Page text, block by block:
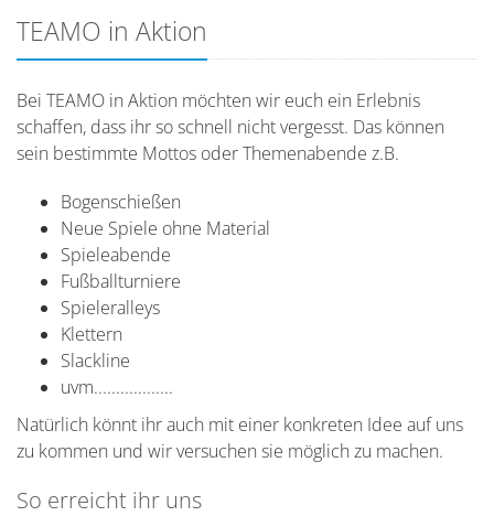
TEAMO in Aktion
Bei TEAMO in Aktion möchten wir euch ein Erlebnis
schaffen, dass ihr so schnell nicht vergesst. Das können
sein bestimmte Mottos oder Themenabende z.B.
Bogenschießen
Neue Spiele ohne Material
Spieleabende
Fußballturniere
Spieleralleys
Klettern
Slackline
uvm..................
Natürlich könnt ihr auch mit einer konkreten Idee auf uns
zu kommen und wir versuchen sie möglich zu machen.
So erreicht ihr uns